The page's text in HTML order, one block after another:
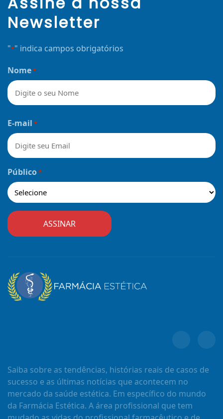
Newsletter
"*" indica campos obrigatórios
Nome*
E-mail *
Público*
Saiba sobre as tendências, histórias reais de casos de
sucesso e as últimas notícias que acontecem no
mercado da saúde estética. Em específico do mundo
da Farmácia Estética. A área profissional que tem